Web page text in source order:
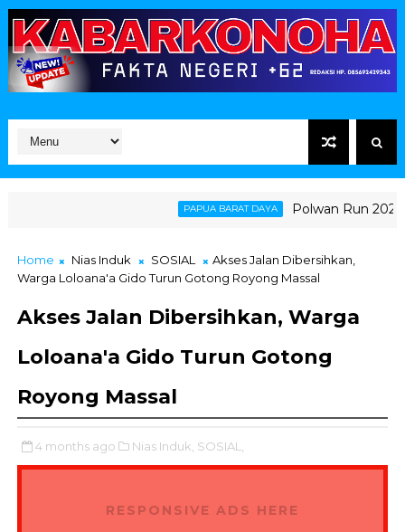
PAPUA BARAT DAYA Polwan Run 2026
Home Nias Induk SOSIAL
Akses Jalan Dibersihkan,
Warga Loloana'a Gido Turun Gotong Royong Massal
Akses Jalan Dibersihkan, Warga
Loloana'a Gido Turun Gotong
Royong Massal
4 months ago Nias Induk, SOSIAL,
RESPONSIVE ADS HERE